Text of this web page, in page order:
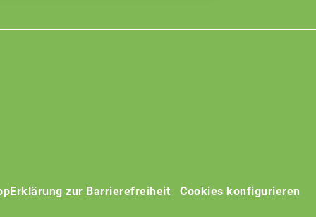
Erklärung zur Barrierefreiheit Cookies konfigurieren